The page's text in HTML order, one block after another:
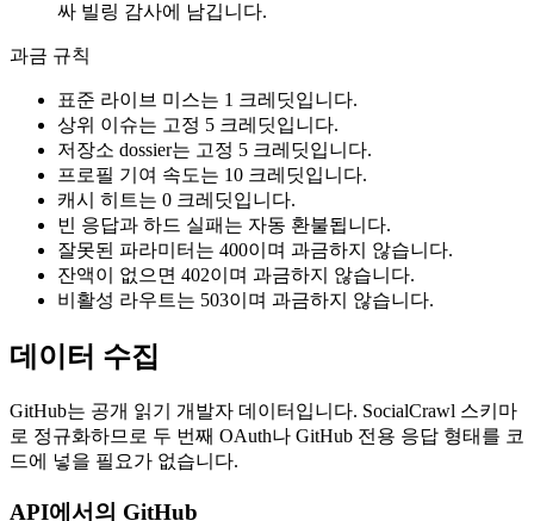
싸 빌링 감사에 남깁니다.
과금 규칙
표준 라이브 미스는 1 크레딧입니다.
상위 이슈는 고정 5 크레딧입니다.
저장소 dossier는 고정 5 크레딧입니다.
프로필 기여 속도는 10 크레딧입니다.
캐시 히트는 0 크레딧입니다.
빈 응답과 하드 실패는 자동 환불됩니다.
잘못된 파라미터는 400이며 과금하지 않습니다.
잔액이 없으면 402이며 과금하지 않습니다.
비활성 라우트는 503이며 과금하지 않습니다.
데이터 수집
GitHub는 공개 읽기 개발자 데이터입니다. SocialCrawl 스키마
로 정규화하므로 두 번째 OAuth나 GitHub 전용 응답 형태를 코
드에 넣을 필요가 없습니다.
API에서의 GitHub